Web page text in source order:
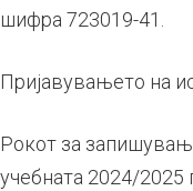
шифра 723019-41.
Пријавувањето на
Рокот за
учебната 2024/2025